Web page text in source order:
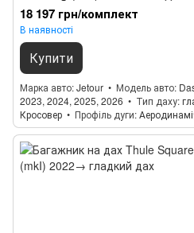
18 197 грн/комплект
В наявності
Купити
Марка авто Jetour Модель авто
2023, 2024, 2025, 2026
Тип даху
Кросовер
Профіль дуги